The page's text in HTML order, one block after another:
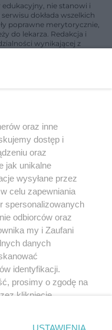
nie stanowi i
dokłada wszelkich
poprawne merytorycznie,
do lekarza. Redakcja i
wynikającej z
3 ust 1 ustawy o
w jakikolwiek sposób
na jakimkolwiek polu
z umieszczaniem w
praw. Jakiekolwiek użycie
części z naruszeniem
pod groźbą kary i
oraz inne
dostęp i
oraz
jak unikalne
wysyłane przez
celu zapewniania
spersonalizowanych
odbiorców oraz
my i Zaufani
danych
identyfikacji.
prosimy o zgodę na
kliknięcie
prywatności
USTAWIENIA